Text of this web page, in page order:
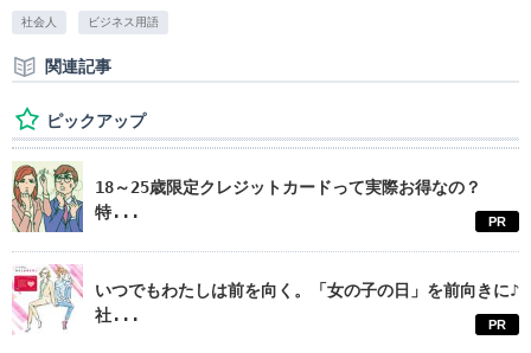
社会人 ビジネス用語
関連記事
ピックアップ
18～25歳限定クレジットカードって実際お得なの？
特...
PR
いつでもわたしは前を向く。「女の子の日」を前向きに♪
社...
PR